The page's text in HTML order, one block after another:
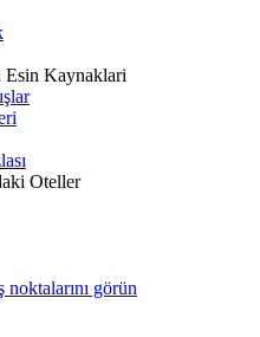
Esin Kaynaklari
Oteller
noktalarını görün